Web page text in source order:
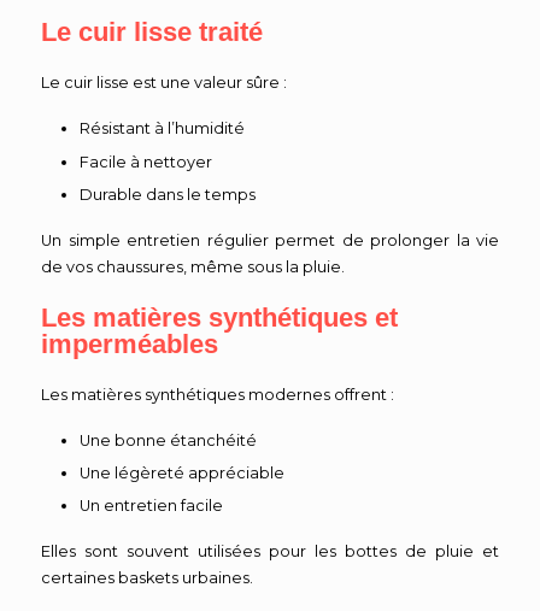
Le cuir lisse traité
Le cuir lisse est une valeur sûre :
Résistant à l’humidité
Facile à nettoyer
Durable dans le temps
Un simple entretien régulier permet de prolonger la vie
de vos chaussures, même sous la pluie.
Les matières synthétiques et
imperméables
Les matières synthétiques modernes offrent :
Une bonne étanchéité
Une légèreté appréciable
Un entretien facile
Elles sont souvent utilisées pour les bottes de pluie et
certaines baskets urbaines.